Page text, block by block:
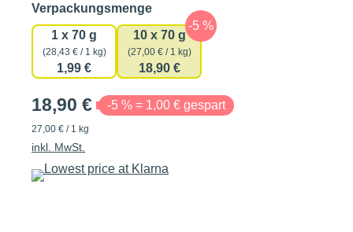
Verpackungsmengeauswählen
1 x 70 g
(28,43 € / 1 kg)
1,99 €
10 x 70 g
(27,00 € / 1 kg)
18,90 €
18,90 € -5 % = 1,00 € gespart
27,00 € / 1 kg
inkl. MwSt.